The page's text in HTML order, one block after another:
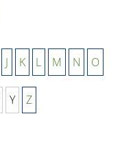
J K L M N O
Y Z